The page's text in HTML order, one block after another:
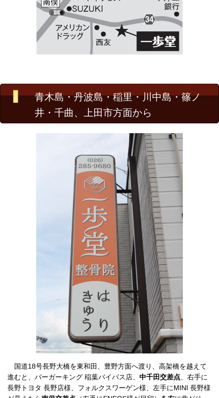
青木島・丹波島・稲里・川中島・篠ノ
井・千曲、上田市方面から
国道18号長野大橋を東和田、豊野方面へ渡り、高架橋を越えて
進むと、 バーガーキング 稲葉バイパス店、 中千田交差点 、右手に
長野トヨタ 長野店様 、フォルクスワーゲン様、左手にMINI 長野様